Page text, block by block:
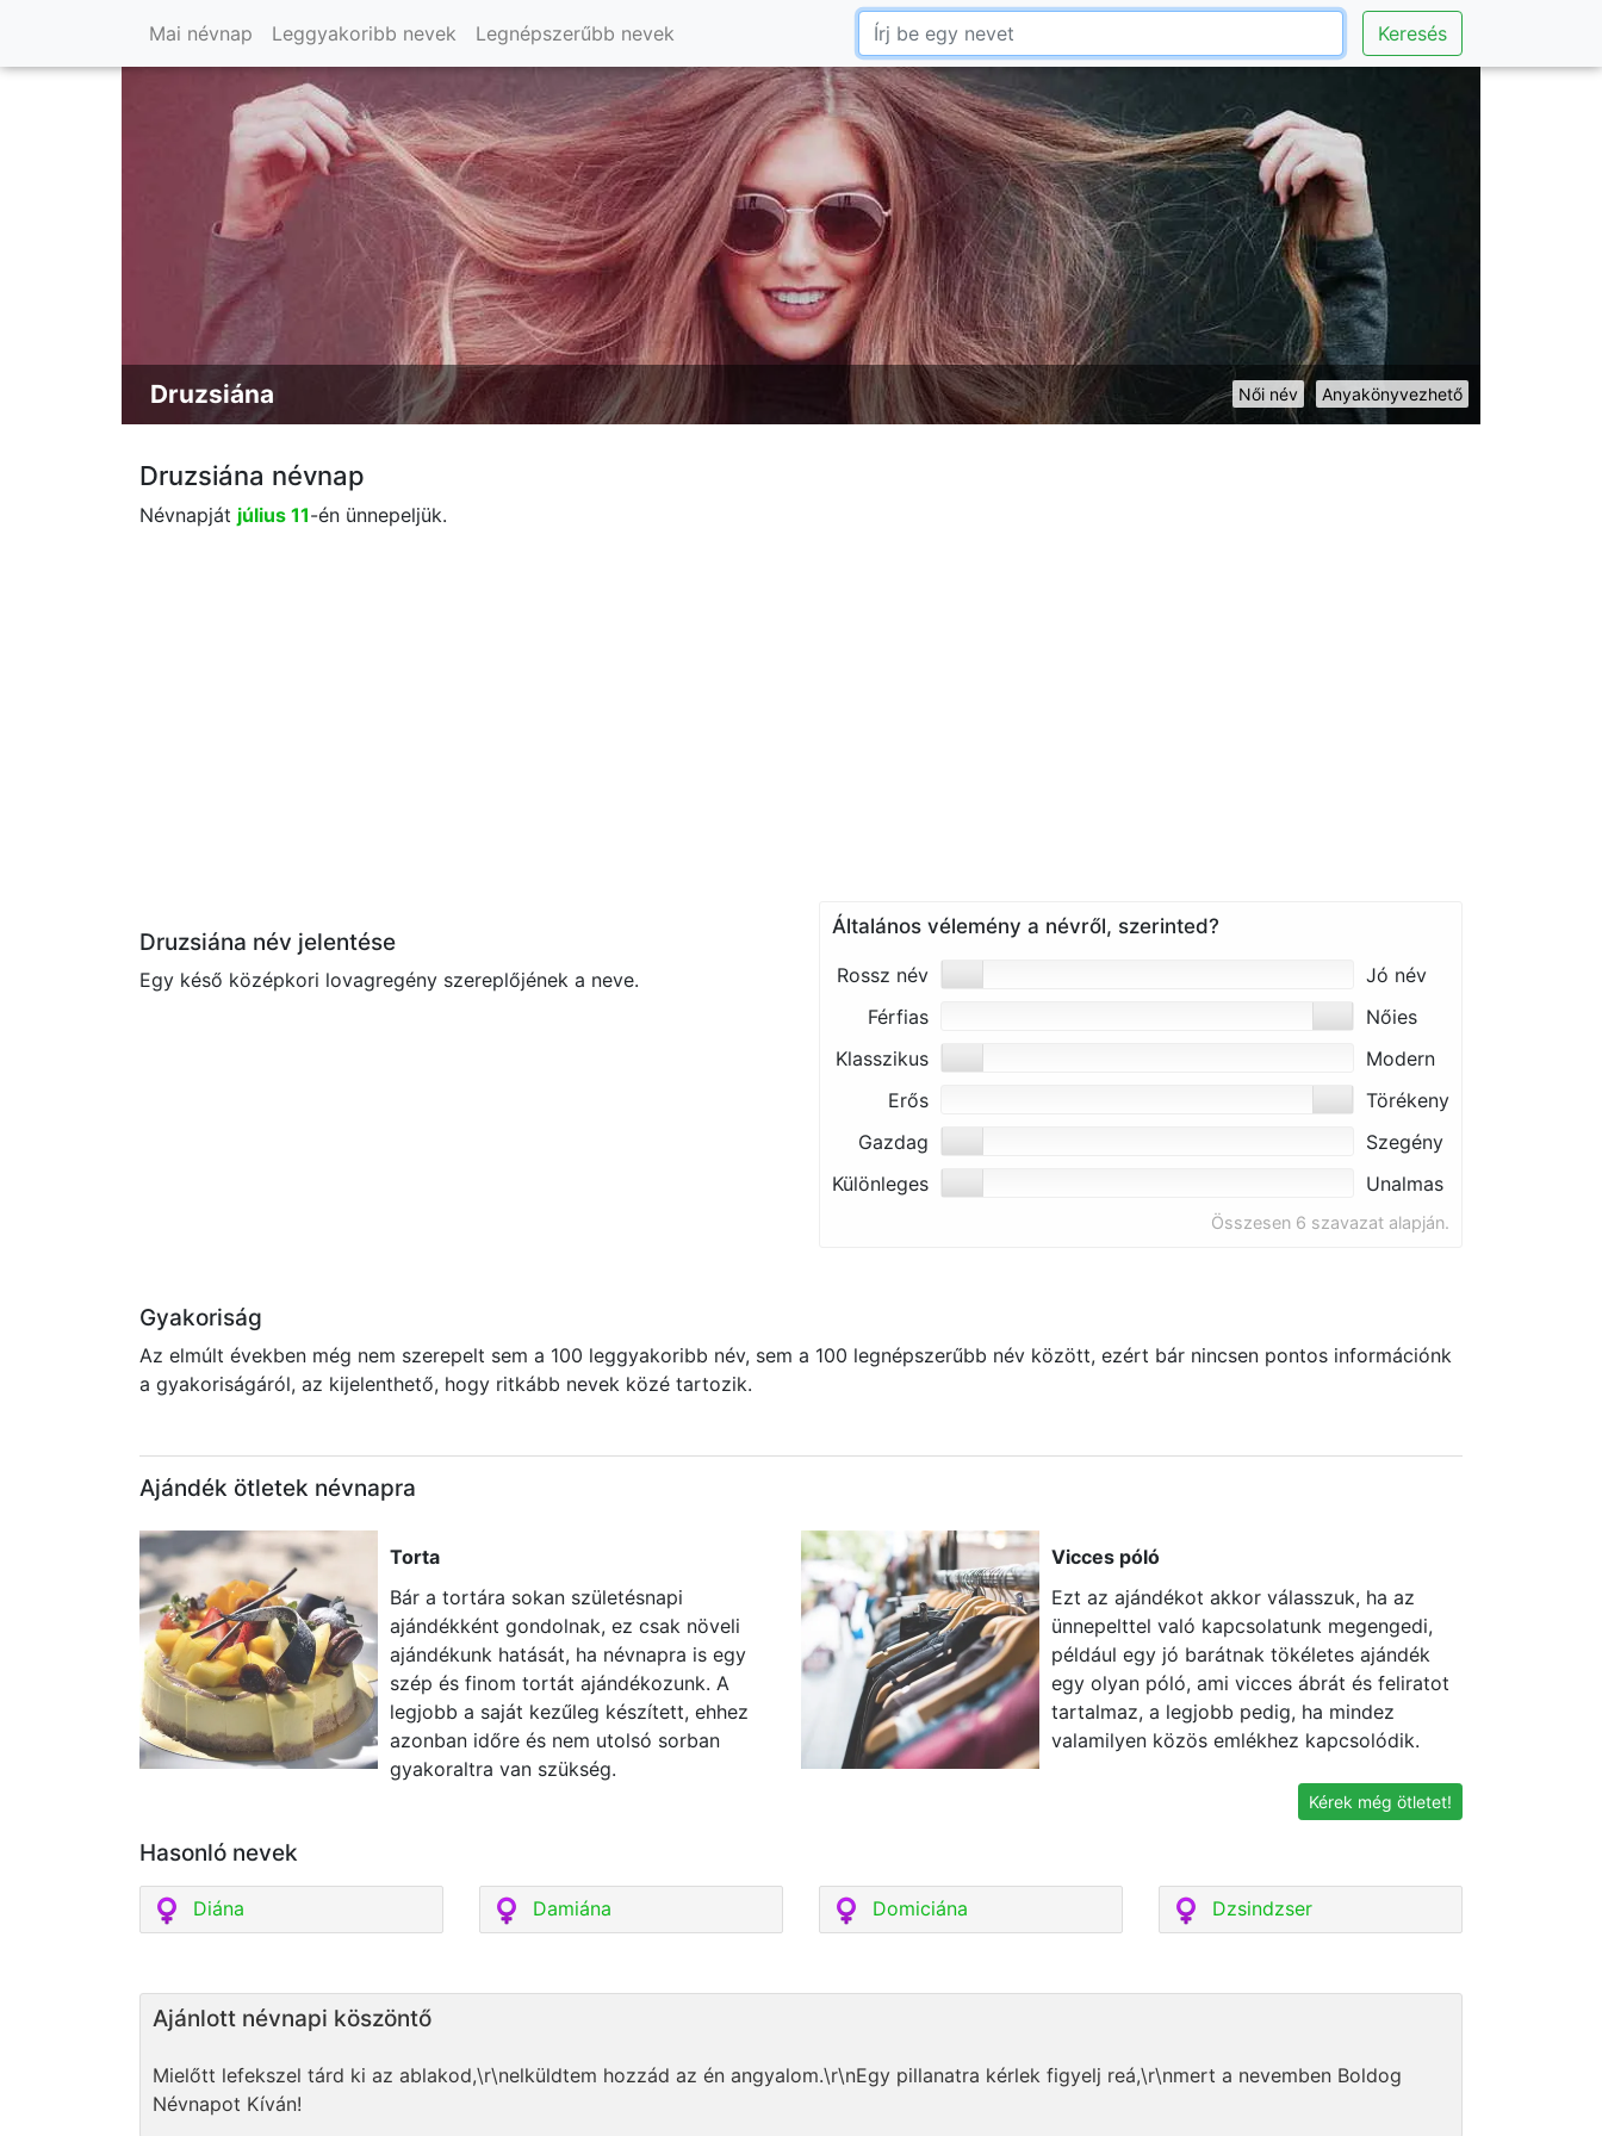
Mai névnap Leggyakoribb nevek Legnépszerűbb nevek Keresés
Anyakönyvezhető
Női név
Druzsiána
Druzsiána névnap
Névnapját július 11-én ünnepeljük.
Druzsiána név jelentése
Egy késő középkori lovagregény szereplőjének a neve.
Általános vélemény a névről, szerinted?
Rossz név
Jó név
Férfias
Nőies
Klasszikus
Modern
Erős
Törékeny
Gazdag
Szegény
Különleges
Unalmas
Összesen 6 szavazat alapján.
Gyakoriság
Az elmúlt években még nem szerepelt sem a 100 leggyakoribb név, sem a 100 legnépszerűbb név között, ezért bár nincsen pontos információnk
a gyakoriságáról, az kijelenthető, hogy ritkább nevek közé tartozik.
Ajándék ötletek névnapra
Torta
Bár a tortára sokan születésnapi
ajándékként gondolnak, ez csak növeli
ajándékunk hatását, ha névnapra is egy
szép és finom tortát ajándékozunk. A
legjobb a saját kezűleg készített, ehhez
azonban időre és nem utolsó sorban
gyakoraltra van szükség.
Vicces póló
Ezt az ajándékot akkor válasszuk, ha az
ünnepelttel való kapcsolatunk megengedi,
például egy jó barátnak tökéletes ajándék
egy olyan póló, ami vicces ábrát és feliratot
tartalmaz, a legjobb pedig, ha mindez
valamilyen közös emlékhez kapcsolódik.
Kérek még ötletet!
Hasonló nevek
Diána Damiána Domiciána Dzsindzser
Ajánlott névnapi köszöntő
Mielőtt lefekszel tárd ki az ablakod,\r\nelküldtem hozzád az én angyalom.\r\nEgy pillanatra kérlek figyelj reá,\r\nmert a nevemben Boldog
Névnapot Kíván!